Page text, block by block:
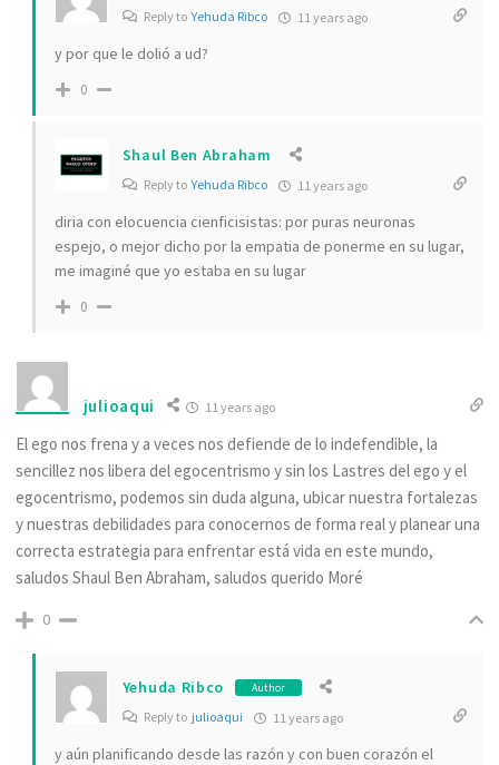
Reply toYehuda Ribco 11 years ago
y por que le dolió a ud?
0
Shaul Ben Abraham
Reply toYehuda Ribco 11 years ago
diria con elocuencia cienficisistas: por puras neuronas
espejo, o mejor dicho por la empatia de ponerme en su lugar,
me imaginé que yo estaba en su lugar
0
julioaqui 11 years ago
El ego nos frena y a veces nos defiende de lo indefendible, la
sencillez nos libera del egocentrismo y sin los Lastres del ego y el
egocentrismo, podemos sin duda alguna, ubicar nuestra fortalezas
y nuestras debilidades para conocernos de forma real y planear una
correcta estrategia para enfrentar está vida en este mundo,
saludos Shaul Ben Abraham, saludos querido Moré
0
Yehuda Ribco Author
Reply to julioaqui 11 years ago
y aún planificando desde las razón y con buen corazón el